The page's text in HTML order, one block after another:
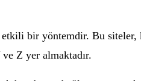
bir yöntemdir. Bu siteler,
Z yer almaktadır.